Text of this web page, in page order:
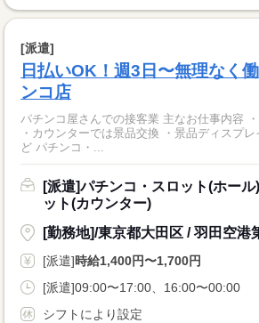
[派遣]
日払いOK！週3日〜無理なく
ンコ店
パチンコ屋さんでの接客業 主なお仕事内容
・カウンターでは景品交換 ・景品ディスプ
ど パチンコ・...
[派遣]パチンコ・スロット(ホー
ット(カウンター)
[勤務地]/東京都大田区 / 羽田空港
[派遣]時給1,400円〜1,700円
[派遣]09:00〜17:00、16:00〜00:00
シフトにより設定